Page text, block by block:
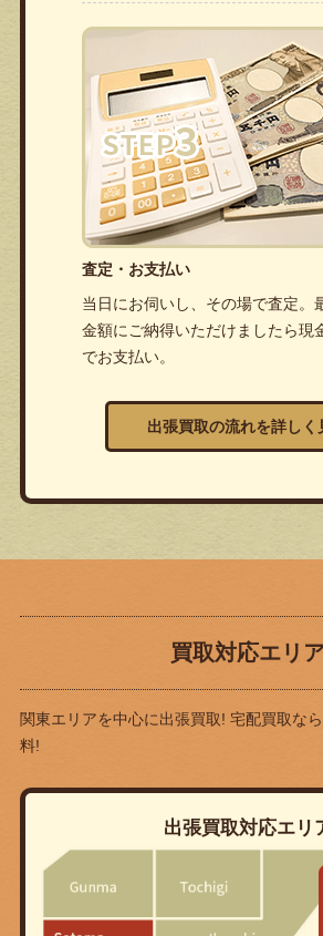
査定・お支払い
当日にお伺いし、その場で査定。
金額にご納得いただけましたら現
でお支払い。
出張買取の流れを詳しく
買取対応エリ
関東エリアを中心に出張買取! 宅配買取なら
料!
出張買取対応エリ